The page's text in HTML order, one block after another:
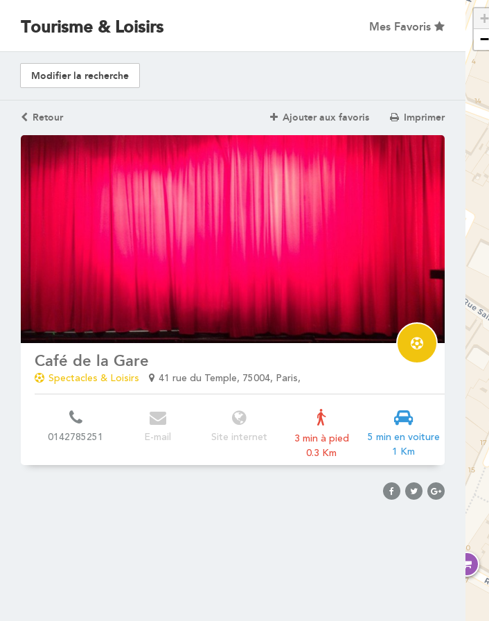
Mes Favoris
Tourisme & Loisirs
Modifier la recherche
Retour Imprimer
Ajouter aux favoris
Café de la Gare
Spectacles & Loisirs 41 rue du Temple, 75004, Paris,
0142785251 E-mail Site internet
3 min à pied
0.3 Km
5 min en voiture
1 Km
2
+
−